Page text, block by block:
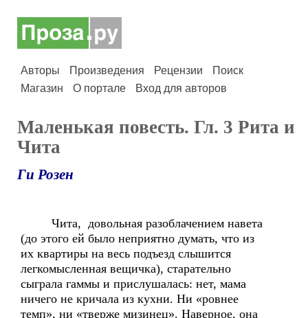
Авторы Произведения Рецензии
Поиск
Магазин
О портале Вход для авторов
Маленькая повесть. Гл. 3 Рита и
Чита
Ги Розен
Чита, довольная разоблачением навета
(до этого ей было неприятно думать, что из
их квартиры на весь подъезд слышится
легкомысленная вещичка), старательно
сыграла гаммы и прислушалась: нет, мама
ничего не кричала из кухни. Ни «ровнее
темп», ни «тверже мизинец». Наверное, она